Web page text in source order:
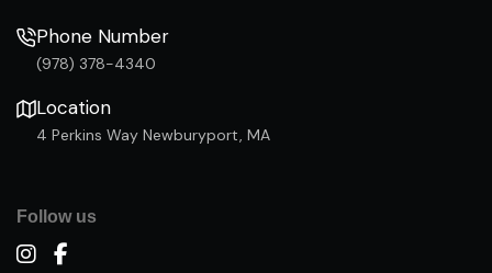
Phone Number
(978) 378-4340
Location
4 Perkins Way Newburyport, MA
Follow us